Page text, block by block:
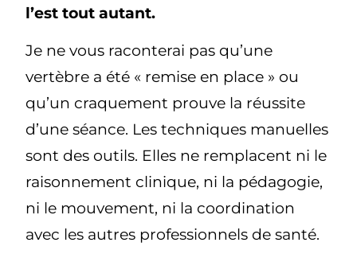
l’est tout autant.
Je ne vous raconterai pas qu’une
vertèbre a été « remise en place » ou
qu’un craquement prouve la réussite
d’une séance. Les techniques manuelles
sont des outils. Elles ne remplacent ni le
raisonnement clinique, ni la pédagogie,
ni le mouvement, ni la coordination
avec les autres professionnels de santé.